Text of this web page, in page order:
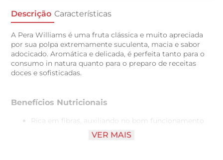
Descrição Características
A Pera Williams é uma fruta clássica e muito apreciada
por sua polpa extremamente suculenta, macia e sabor
adocicado. Aromática e delicada, é perfeita tanto para o
consumo in natura quanto para o preparo de receitas
doces e sofisticadas.
Benefícios Nutricionais
Rica em fibras, auxiliando no bom funcionamento
Fonte de vitamina C, que contribui para a
VER MAIS